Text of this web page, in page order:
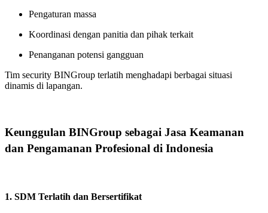
Pengaturan massa
Koordinasi dengan panitia dan pihak terkait
Penanganan potensi gangguan
Tim security BINGroup terlatih menghadapi berbagai situasi
dinamis di lapangan.
Keunggulan BINGroup sebagai Jasa Keamanan
dan Pengamanan Profesional di Indonesia
1. SDM Terlatih dan Bersertifikat